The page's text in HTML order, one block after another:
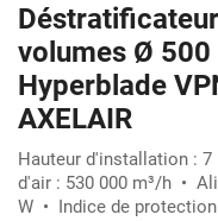
volumes Ø
Hyperblade
AXELAIR
Hauteur d'installation :
d'air : 530 000 m³/h •
W • Indice de